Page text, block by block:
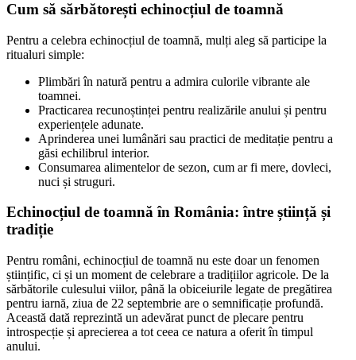
Cum să sărbătorești echinocțiul de toamnă
Pentru a celebra echinocțiul de toamnă, mulți aleg să participe la
ritualuri simple:
Plimbări în natură pentru a admira culorile vibrante ale
toamnei.
Practicarea recunoștinței pentru realizările anului și pentru
experiențele adunate.
Aprinderea unei lumânări sau practici de meditație pentru a
găsi echilibrul interior.
Consumarea alimentelor de sezon, cum ar fi mere, dovleci,
nuci și struguri.
Echinocțiul de toamnă în România: între știință și
tradiție
Pentru români, echinocțiul de toamnă nu este doar un fenomen
științific, ci și un moment de celebrare a tradițiilor agricole. De la
sărbătorile culesului viilor, până la obiceiurile legate de pregătirea
pentru iarnă, ziua de 22 septembrie are o semnificație profundă.
Această dată reprezintă un adevărat punct de plecare pentru
introspecție și aprecierea a tot ceea ce natura a oferit în timpul
anului.